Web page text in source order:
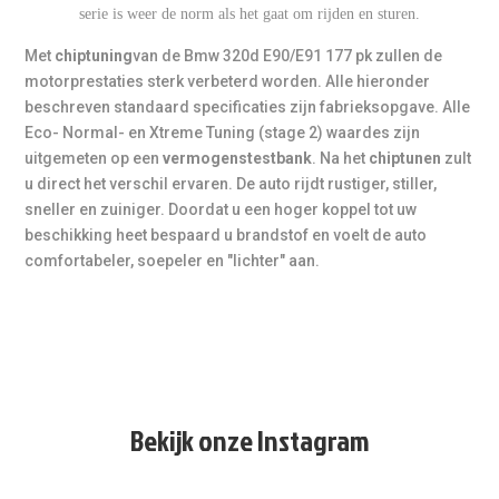
serie is weer de norm als het gaat om rijden en sturen.
Met chiptuningvan de Bmw 320d E90/E91 177 pk zullen de
motorprestaties sterk verbeterd worden. Alle hieronder
beschreven standaard specificaties zijn fabrieksopgave. Alle
Eco- Normal- en Xtreme Tuning (stage 2) waardes zijn
uitgemeten op eenvermogenstestbank. Na het chiptunen zult
u direct het verschil ervaren. De auto rijdt rustiger, stiller,
sneller en zuiniger. Doordat u een hoger koppel tot uw
beschikking heet bespaard u brandstof en voelt de auto
comfortabeler, soepeler en "lichter" aan.
Bekijk onze Instagram